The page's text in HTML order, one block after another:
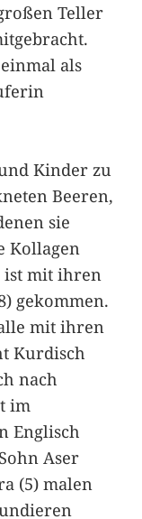
Teller
als
Kinder zu
Beeren,
sie
Kollagen
ist mit ihren
gekommen.
mit ihren
Kurdisch
nach
im
Englisch
Aser
(5) malen